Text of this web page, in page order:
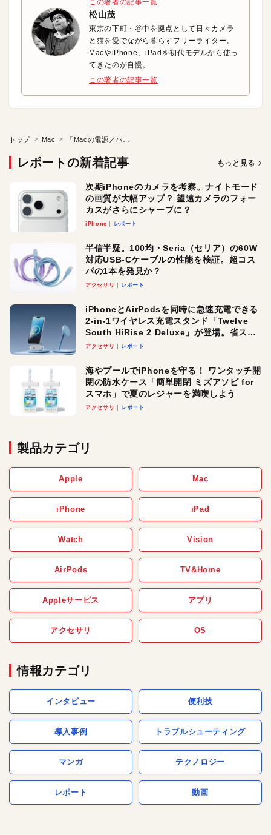
この著者の記事一覧
松山茂
東京の下町・谷中を拠点として日々カメラ
と猫を愛でながら暮らすフリーライター。
MacやiPhone、iPadを初代モデルから使っ
てきたのが自慢。
この著者の記事一覧
トップ Mac
レポートの新着記事 もっと見る
次期iPhoneのカメラを考察。ナイトモード
の画質が大幅アップ？ 望遠カメラのフォー
カスがさらにシャープに？
iPhone レポート
半信半疑。100均・Seria（セリア）の60W
対応USB-Cケーブルの性能を検証。超コス
パの1本を発見か？
アクセサリ レポート
iPhoneとAirPodsを同時に急速充電できる
2-in-1ワイヤレス充電スタンド「Twelve
South HiRise 2 Deluxe」が登場。省スペ
ースでおしゃれに充電したい人にオスス
アクセサリ レポート
海やプールでiPhoneを守る！ ワンタッチ開
閉の防水ケース「簡単開閉 ミズアソビ for
スマホ」で夏のレジャーを満喫しよう
アクセサリ レポート
製品カテゴリ
Apple Mac
iPhone iPad
Watch Vision
AirPods TV&Home
Appleサービス アプリ
アクセサリ OS
情報カテゴリ
インタビュー 便利技
導入事例 トラブルシューティング
マンガ テクノロジー
レポート 動画